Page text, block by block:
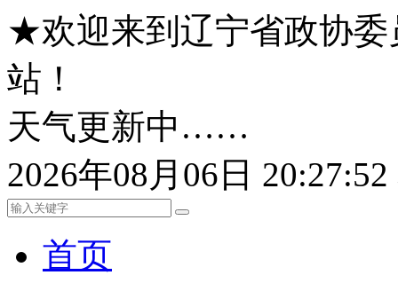
★欢迎来到辽宁省政协委
站！
天气更新中……
2026年08月06日
首页